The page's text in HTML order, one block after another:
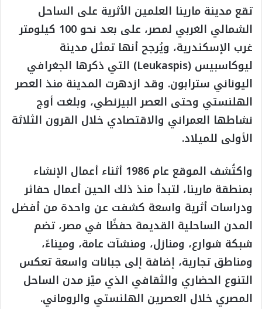
تقع مدينة مارينا العلمين الأثرية على الساحل
الشمالي الغربي لمصر، على بعد نحو 100 كيلومتر
غرب الإسكندرية، ويُرجح أنها تمثل مدينة
ليوكاسبيس (Leukaspis) التي ذكرها الجغرافي
اليوناني سترابون. وقد ازدهرت المدينة منذ العصر
الهلنستي وحتى العصر البيزنطي، وبلغت أوج
نشاطها العمراني والاقتصادي خلال القرون الثلاثة
الأولى للميلاد.
واكتُشف الموقع عام 1986 أثناء أعمال الإنشاء
بمنطقة مارينا، لتبدأ منذ ذلك الحين أعمال حفائر
ودراسات أثرية واسعة كشفت عن واحدة من أفضل
المدن الساحلية القديمة حفظًا في مصر، تضم
شبكة شوارع، ومنازل، ومنشآت عامة، وميناءً،
ومناطق تجارية، إضافة إلى جبانات واسعة تعكس
التنوع الحضاري والثقافي الذي ميّز مدن الساحل
المصري خلال العصرين الهلنستي والروماني.